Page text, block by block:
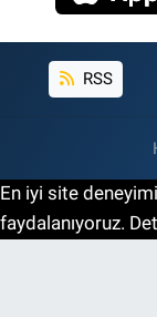
RSS
En iyi site
faydalanıyoruz.